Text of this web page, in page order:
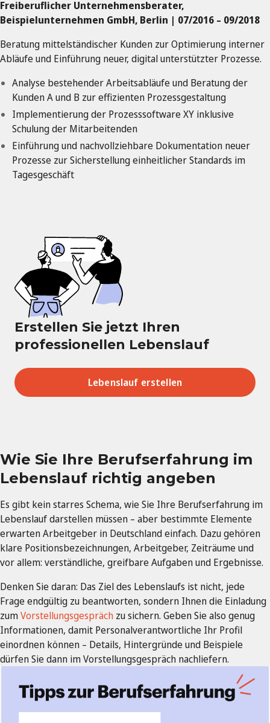
Freiberuflicher Unternehmensberater,
Beispielunternehmen GmbH, Berlin | 07/2016 – 09/2018
Beratung mittelständischer Kunden zur Optimierung interner
Abläufe und Einführung neuer, digital unterstützter Prozesse.
Analyse bestehender Arbeitsabläufe und Beratung der
Kunden A und B zur effizienten Prozessgestaltung
Implementierung der Prozesssoftware XY inklusive
Schulung der Mitarbeitenden
Einführung und nachvollziehbare Dokumentation neuer
Prozesse zur Sicherstellung einheitlicher Standards im
Tagesgeschäft
Erstellen Sie jetzt Ihren
professionellen Lebenslauf
Lebenslauf erstellen
Wie Sie Ihre Berufserfahrung im
Lebenslauf richtig angeben
Es gibt kein starres Schema, wie Sie Ihre Berufserfahrung im
Lebenslauf darstellen müssen – aber bestimmte Elemente
erwarten Arbeitgeber in Deutschland einfach. Dazu gehören
klare Positionsbezeichnungen, Arbeitgeber, Zeiträume und
vor allem: verständliche, greifbare Aufgaben und Ergebnisse.
Denken Sie daran: Das Ziel des Lebenslaufs ist nicht, jede
Frage endgültig zu beantworten, sondern Ihnen die Einladung
zumVorstellungsgespräch zu sichern. Geben Sie also genug
Informationen, damit Personalverantwortliche Ihr Profil
einordnen können – Details, Hintergründe und Beispiele
dürfen Sie dann im Vorstellungsgespräch nachliefern.